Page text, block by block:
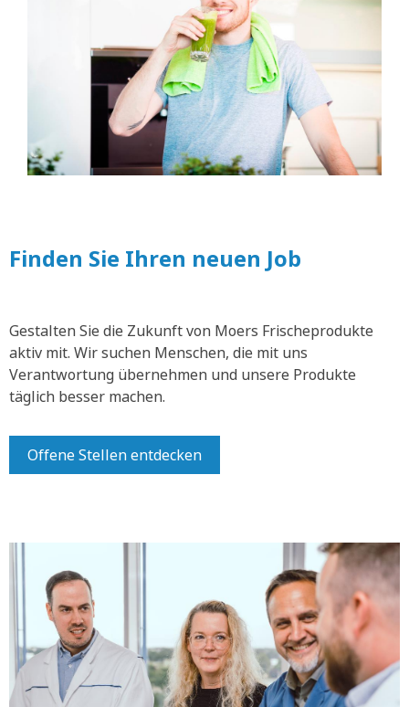
Finden Sie Ihren neuen Job
Gestalten Sie die Zukunft von Moers Frischeprodukte
aktiv mit. Wir suchen Menschen, die mit uns
Verantwortung übernehmen und unsere Produkte
täglich besser machen.
Offene Stellen entdecken